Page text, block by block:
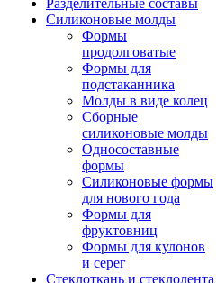
Разделительные составы
Силиконовые молды
Формы
продолговатые
Формы для
подстаканника
Молды в виде колец
Сборные
силиконовые молды
Односоставные
формы
Силиконовые формы
для нового года
Формы для
фруктовниц
Формы для кулонов
и серег
Стеклоткань и стеклолента